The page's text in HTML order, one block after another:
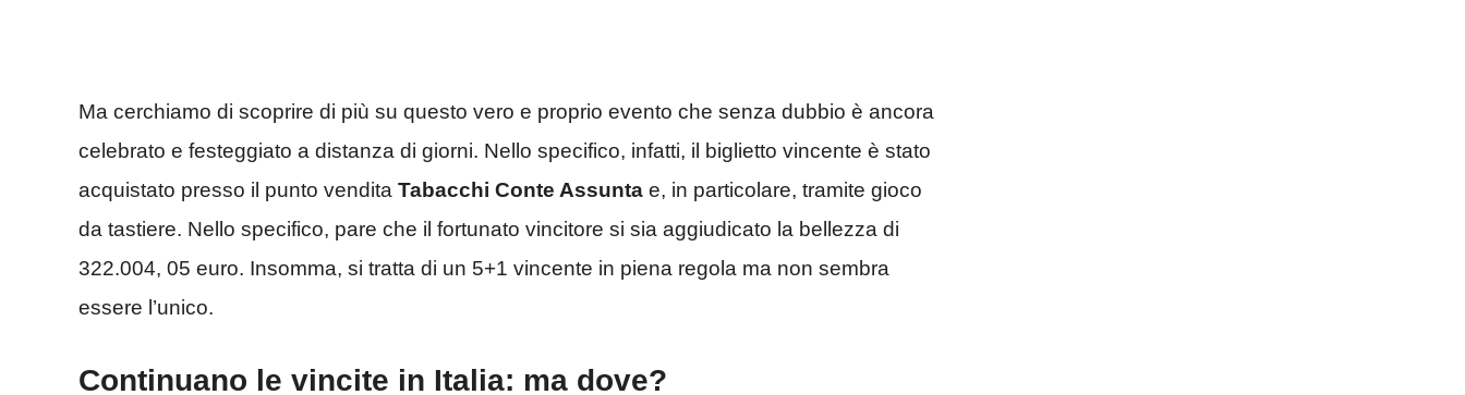
Ma cerchiamo di scoprire di più su questo vero e proprio evento che senza dubbio è ancora
celebrato e festeggiato a distanza di giorni. Nello specifico, infatti, il biglietto vincente è stato
acquistato presso il punto vendita Tabacchi Conte Assunta e, in particolare, tramite gioco
da tastiere. Nello specifico, pare che il fortunato vincitore si sia aggiudicato la bellezza di
322.004, 05 euro. Insomma, si tratta di un 5+1 vincente in piena regola ma non sembra
essere l’unico.
Continuano le vincite in Italia: ma dove?